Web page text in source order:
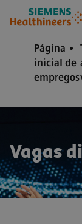
conteúdo
o rodapé
Página
inicial de
empregos
Vagas